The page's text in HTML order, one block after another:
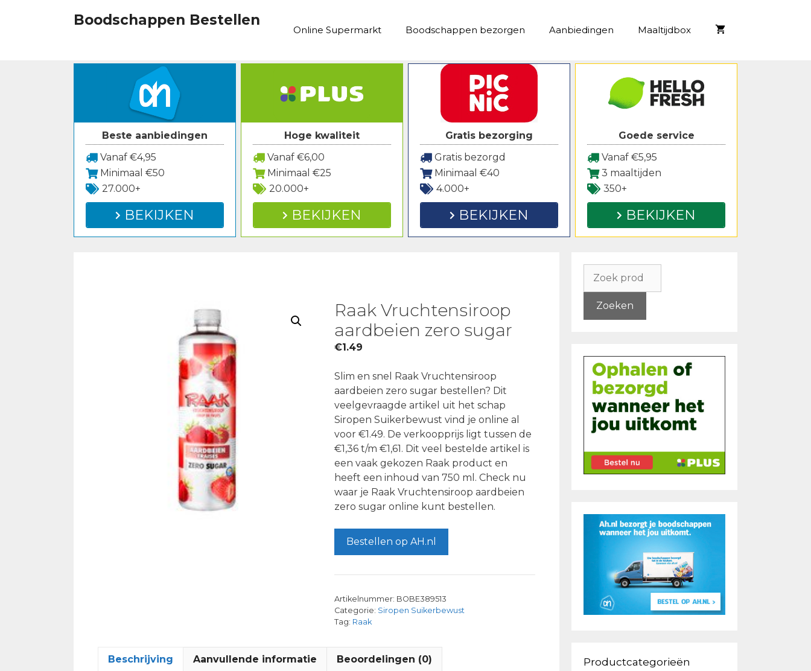
Boodschappen Bestellen
Online Supermarkt Boodschappen bezorgen Aanbiedingen Maaltijdbox
Beste aanbiedingen
Vanaf €4,95
Minimaal €50
27.000+
BEKIJKEN
Hoge kwaliteit
Vanaf €6,00
Minimaal €25
20.000+
BEKIJKEN
Gratis bezorging
Gratis bezorgd
Minimaal €40
4.000+
BEKIJKEN
Goede service
Vanaf €5,95
3 maaltijden
350+
BEKIJKEN
Raak Vruchtensiroop
aardbeien zero sugar
€1.49
Slim en snel Raak Vruchtensiroop
aardbeien zero sugar bestellen? Dit
veelgevraagde artikel uit het schap
Siropen Suikerbewust vind je online al
voor €1.49. De verkoopprijs ligt tussen de
€1,36 t/m €1,61. Dit veel bestelde artikel is
een vaak gekozen Raak product en
heeft een inhoud van 750 ml. Check nu
waar je Raak Vruchtensiroop aardbeien
zero sugar online kunt bestellen.
Bestellen op AH.nl
Artikelnummer: BOBE389513
Categorie: Siropen Suikerbewust
Tag: Raak
Beschrijving Aanvullende informatie Beoordelingen (0)
naar:
Zoeken
Productcategorieën